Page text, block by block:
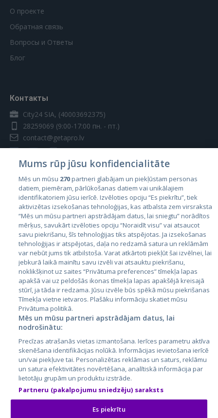
О проекте
Обратная связь
Вопросы и Ответы
Блог
Контакты
City24 SIA, (40003692375)
28259069 (9:00-17:00 пн. - пт.)
contact@getapro.lv
Страны
Эстония
Латвия
Литва
City24.lv
City24.ee
GetaPro.lv
GetaPro.ee
Skelbiu.lt
Autoplius.lt
Aruodas.lt
Kainos.lt
Paslaugos.lt
auto24.ee
KV.ee
Osta.ee
KuldneBörs.ee
Mums rūp jūsu konfidencialitāte
Mēs un mūsu 270partneri glabājam un piekļūstam personas
datiem, piemēram, pārlūkošanas datiem vai unikālajiem
identifikatoriem jūsu ierīcē. Izvēloties opciju “Es piekrītu”, tiek
aktivizētas izsekošanas tehnoloģijas, kas atbalsta zem virsraksta
“Mēs un mūsu partneri apstrādājam datus, lai sniegtu” norādītos
mērķus, savukārt izvēloties opciju “Noraidīt visu” vai atsaucot
savu piekrišanu, šīs tehnoloģijas tiks atspējotas. Ja izsekošanas
tehnoloģijas ir atspējotas, daļa no redzamā satura un reklāmām
var nebūt jums tik atbilstoša. Varat atkārtoti piekļūt šai izvēlnei, lai
jebkurā laikā mainītu savu izvēli vai atsauktu piekrišanu,
noklikšķinot uz saites “Privātuma preferences” tīmekļa lapas
apakšā vai uz peldošās ikonas tīmekļa lapas apakšējā kreisajā
stūrī, ja tāda ir redzama. Jūsu izvēle būs spēkā mūsu piekrišanas
Tīmekļa vietne ietvaros. Plašāku informāciju skatiet mūsu
Privātuma politikā.
Mēs un mūsu partneri apstrādājam datus, lai
nodrošinātu:
Precīzas atrašanās vietas izmantošana. Ierīces parametru aktīva
skenēšana identifikācijas nolūkā. Informācijas ievietošana ierīcē
un/vai piekļuve tai. Personalizētas reklāmas un saturs, reklāmu
un satura efektivitātes novērtēšana, analītiskā informācija par
lietotāju grupām un produktu izstrāde.
Partneru (pakalpojumu sniedzēju) saraksts
Es piekrītu